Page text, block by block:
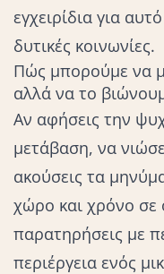
εγχειρίδια για
δυτικές κοινωνίες.
Πώς μπορούμε να
αλλά να το
Αν αφήσεις την
μετάβαση, να
ακούσεις τα
χώρο και χρόνο σε
παρατηρήσεις με
περιέργεια ενός